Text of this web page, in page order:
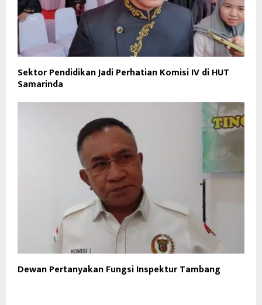
Sektor Pendidikan Jadi Perhatian Komisi IV di HUT
Samarinda
Dewan Pertanyakan Fungsi Inspektur Tambang